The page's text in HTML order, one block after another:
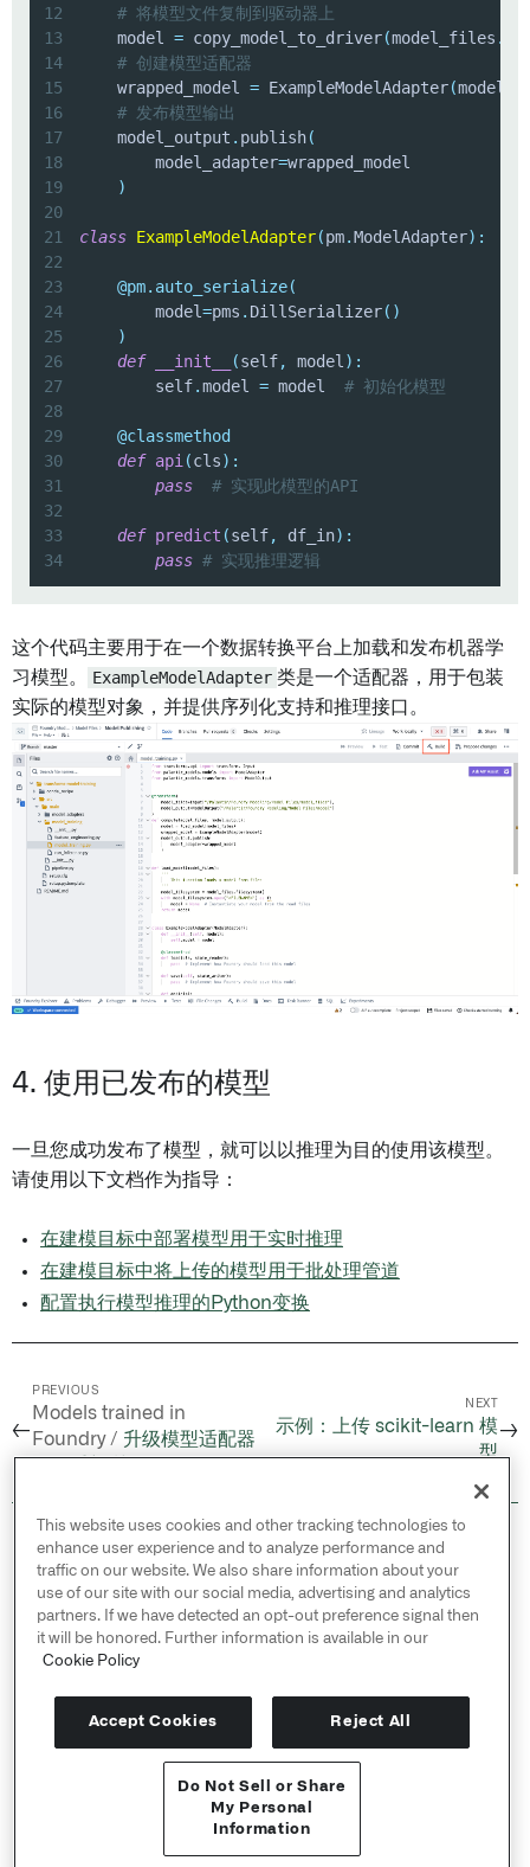
Send feedback
12
# 将模型文件复制到驱动器上
13
    model
= copy_model_to_driver(model_files .
14
# 创建模型适配器
15
    wrapped_model
= ExampleModelAdapter(model
16
# 发布模型输出
17
    model_output
. publish(
18
        model_adapter
=
19
)
20
21
class ExampleModelAdapter(pm.ModelAdapter) :
22
23
@pm. auto_serialize(
24
        model
=pms . DillSerializer( )
25
)
26
def __init__ (self, model) :
27
        self
.model = model # 初始化模型
28
29
@classmethod
30
def api(cls) :
31
pass
# 实现此模型的API
32
33
def predict (self, df_in) :
34
pass # 实现推理逻辑
这个代码主要用于在一个数据转换平台上加载和发布机器学
习模型。
ExampleModelAdapter 类是一个适配器，用于包装
实际的模型对象，并提供序列化支持和推理接口。
4. 使用已发布的模型
一旦您成功发布了模型，就可以以推理为目的使用该模型。
请使用以下文档作为指导：
在建模目标中部署模型用于实时推理
在建模目标中将上传的模型用于批处理管道
配置执行模型推理的Python变换
←
PREVIOUS
Models trained in
Foundry / 升级模型适配器
NEXT
示例：上传 scikit-learn 模
型
→
© 2026 Palantir Technologies Inc. All rights
reserved.
Cookies Statement ↗
Privacy Statement ↗
Terms of Use ↗
Do Not Sell or Share My Personal Information
This website uses cookies and other tracking technologies to
enhance user experience and to analyze performance and
traffic on our website. We also share information about your
use of our site with our social media, advertising and analytics
partners. If we have detected an opt-out preference signal then
it will be honored. Further information is available in our
Cookie Policy
Accept Cookies Reject All
Do Not Sell or Share
My Personal
Information